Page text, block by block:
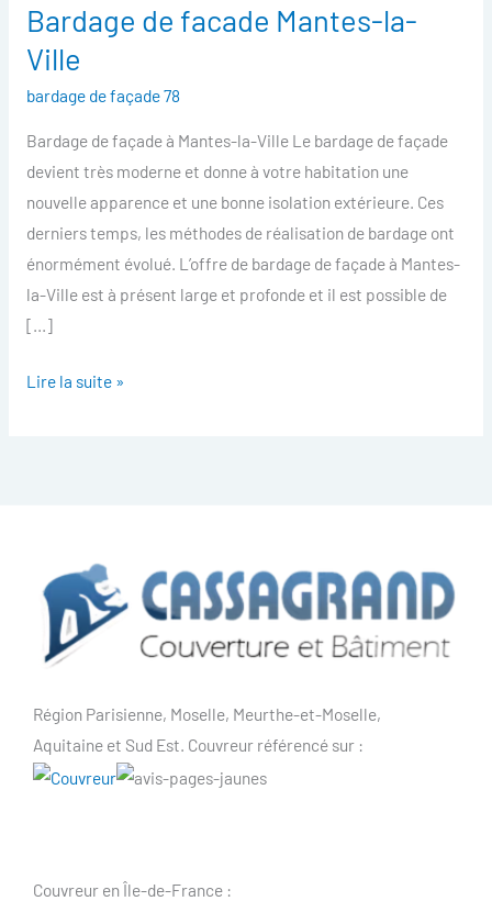
Bardage de facade Mantes-la-
Ville
bardage de façade 78
Bardage de façade à Mantes-la-Ville Le bardage de façade
devient très moderne et donne à votre habitation une
nouvelle apparence et une bonne isolation extérieure. Ces
derniers temps, les méthodes de réalisation de bardage ont
énormément évolué. L’offre de bardage de façade à Mantes-
la-Ville est à présent large et profonde et il est possible de
[…]
Bardage
de
facade
Mantes-
la-
Ville
Lire la suite »
Région Parisienne, Moselle, Meurthe-et-Moselle,
Aquitaine et Sud Est. Couvreur référencé sur :
Couvreur en Île-de-France :